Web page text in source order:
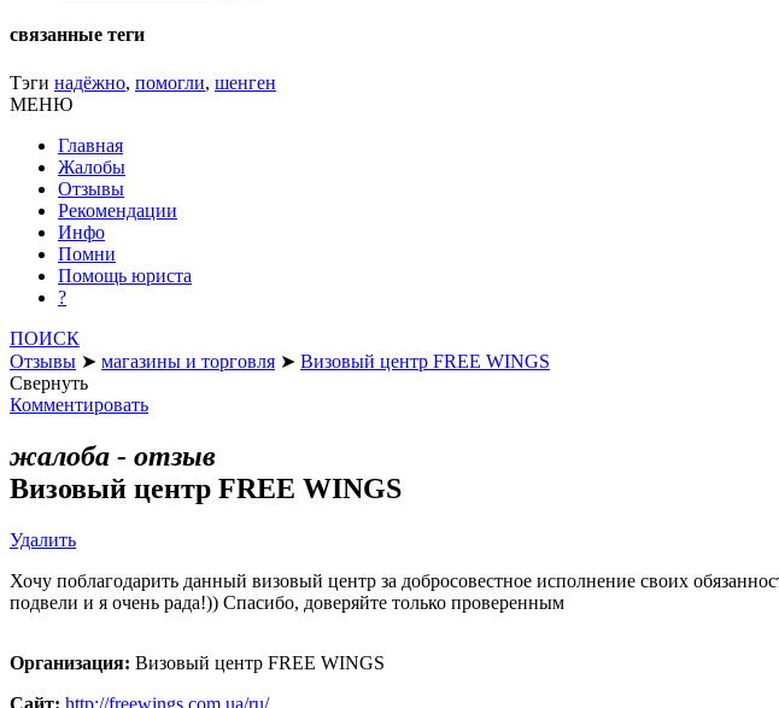
связанные теги
Тэги надёжно, помогли, шенген
МЕНЮ
Главная
Жалобы
Отзывы
Рекомендации
Инфо
Помни
Помощь юриста
?
ПОИСК
Отзывы ➤ магазины и торговля ➤ Визовый центр FREE WINGS
Свернуть
Комментировать
жалоба - отзыв
Визовый центр FREE WINGS
Удалить
Хочу поблагодарить данный визовый центр за добросовестное исполнение своих
подвели и я очень рада!)) Спасибо, доверяйте только проверенным
Организация: Визовый центр FREE WINGS
Сайт: http://freewings.com.ua/ru/